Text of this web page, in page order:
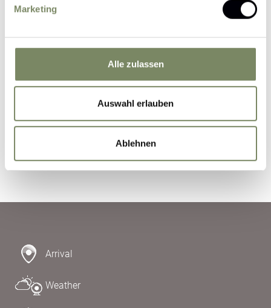
Marketing
Alle zulassen
Auswahl erlauben
Ablehnen
offers by e-mail.
may be processed by the data protection officer
for the purpose of processing my enquiry on the
basis of the consent given by me by sending the
Submit Inquiry
Arrival
Weather